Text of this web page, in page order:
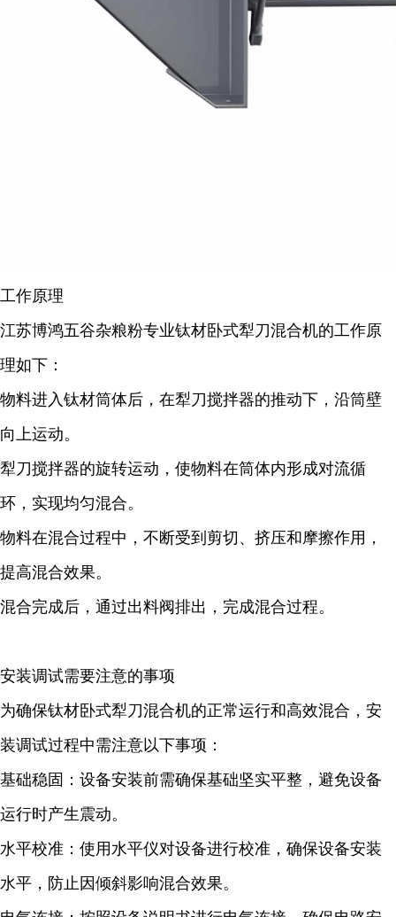
工作原理
江苏博鸿五谷杂粮粉专业钛材卧式犁刀混合机的工作原
理如下：
物料进入钛材筒体后，在犁刀搅拌器的推动下，沿筒壁
向上运动。
犁刀搅拌器的旋转运动，使物料在筒体内形成对流循
环，实现均匀混合。
物料在混合过程中，不断受到剪切、挤压和摩擦作用，
提高混合效果。
混合完成后，通过出料阀排出，完成混合过程。
安装调试需要注意的事项
为确保钛材卧式犁刀混合机的正常运行和高效混合，安
装调试过程中需注意以下事项：
基础稳固：设备安装前需确保基础坚实平整，避免设备
运行时产生震动。
水平校准：使用水平仪对设备进行校准，确保设备安装
水平，防止因倾斜影响混合效果。